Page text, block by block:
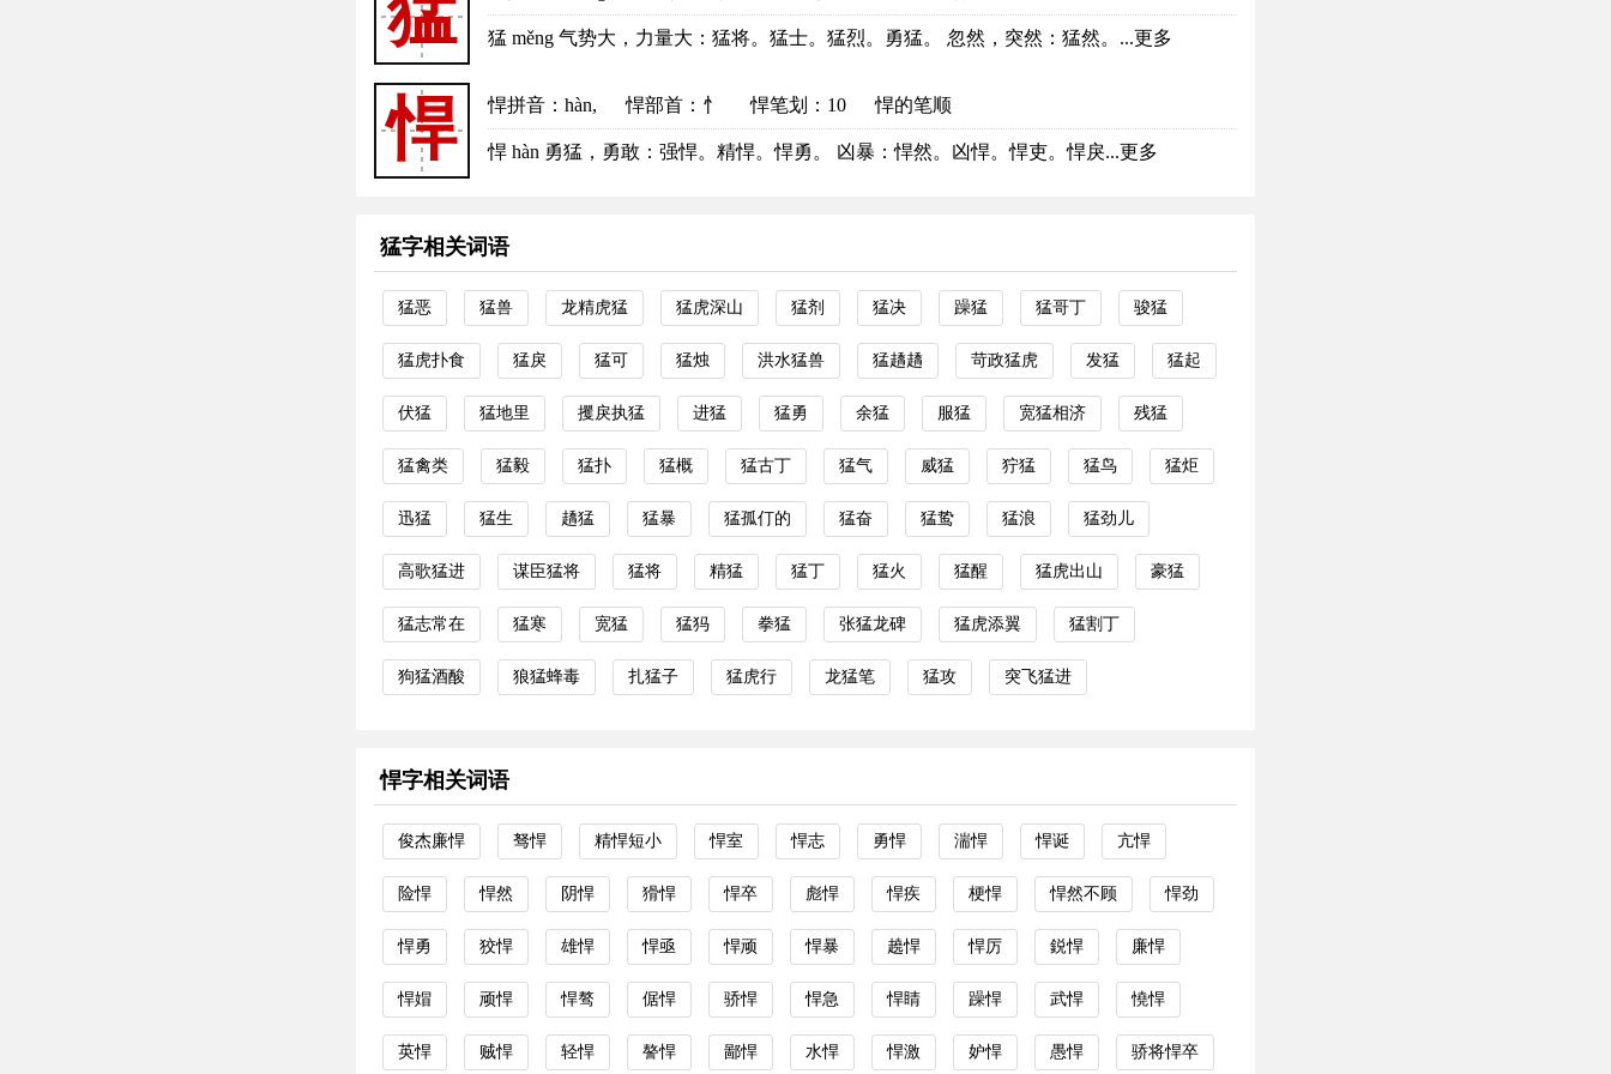
猛 měng 气势大，力量大：猛将。猛士。猛烈。勇猛。 忽然，突然：猛然。...更多
悍 悍拼音 ：hàn, 悍部首 ：忄 悍笔划：10 悍的笔顺
悍 hàn 勇猛，勇敢：强悍。精悍。悍勇。 凶暴：悍然。凶悍。悍吏。悍戾...更多
猛字相关词语
猛恶 猛兽 龙精虎猛 猛虎深山 猛剂 猛决 躁猛 猛哥丁 骏猛
猛虎扑食 猛戾 猛可 猛烛 洪水猛兽 猛趫趫 苛政猛虎 发猛 猛起
伏猛 猛地里 攫戾执猛 进猛 猛勇 余猛 服猛 宽猛相济 残猛
猛禽类 猛毅 猛扑 猛概 猛古丁 猛气 威猛 狞猛 猛鸟 猛炬
迅猛 猛生 趫猛 猛暴 猛孤仃的 猛奋 猛鸷 猛浪 猛劲儿
高歌猛进 谋臣猛将 猛将 精猛 猛丁 猛火 猛醒 猛虎出山 豪猛
猛志常在 猛寒 宽猛 猛犸 拳猛 张猛龙碑 猛虎添翼 猛割丁
狗猛酒酸 狼猛蜂毒 扎猛子 猛虎行 龙猛笔 猛攻 突飞猛进
悍字相关词语
俊杰廉悍 驽悍 精悍短小 悍室 悍志 勇悍 湍悍 悍诞 亢悍
险悍 悍然 阴悍 猾悍 悍卒 彪悍 悍疾 梗悍 悍然不顾 悍劲
悍勇 狡悍 雄悍 悍亟 悍顽 悍暴 趬悍 悍厉 鋭悍 廉悍
悍媢 顽悍 悍骜 倨悍 骄悍 悍急 悍睛 躁悍 武悍 憢悍
英悍 贼悍 轻悍 謷悍 鄙悍 水悍 悍激 妒悍 愚悍 骄将悍卒